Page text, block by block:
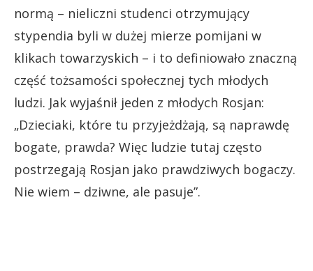
normą – nieliczni studenci otrzymujący
stypendia byli w dużej mierze pomijani w
klikach towarzyskich – i to definiowało znaczną
część tożsamości społecznej tych młodych
ludzi. Jak wyjaśnił jeden z młodych Rosjan:
„Dzieciaki, które tu przyjeżdżają, są naprawdę
bogate, prawda? Więc ludzie tutaj często
postrzegają Rosjan jako prawdziwych bogaczy.
Nie wiem – dziwne, ale pasuje”.